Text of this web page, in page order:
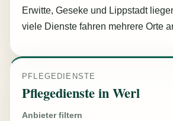
Erwitte, Geseke und Lippstadt
viele Dienste fahren mehrere Orte
PFLEGEDIENSTE
Pflegedienste in Werl
Anbieter filtern